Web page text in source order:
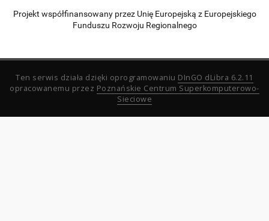
Projekt współfinansowany przez Unię Europejską z Europejskiego
Funduszu Rozwoju Regionalnego
Ten serwis działa dzięki oprogramowaniu DInGO dLibra 6.2.11
opracowanemu przez Poznańskie Centrum Superkomputerowo-
Sieciowe